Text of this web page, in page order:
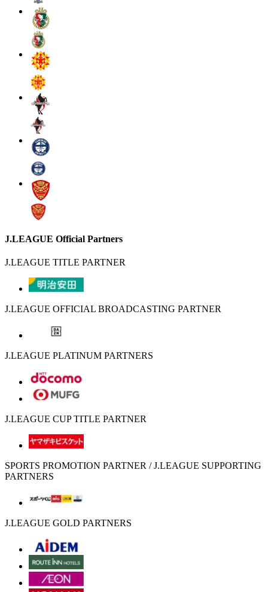
J.LEAGUE Official Partners
J.LEAGUE TITLE PARTNER
J.LEAGUE OFFICIAL BROADCASTING PARTNER
J.LEAGUE PLATINUM PARTNERS
J.LEAGUE CUP TITLE PARTNER
SPORTS PROMOTION PARTNER / J.LEAGUE SUPPORTING
PARTNERS
J.LEAGUE GOLD PARTNERS